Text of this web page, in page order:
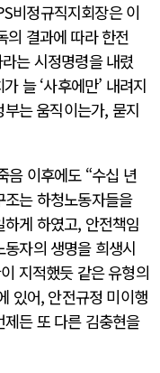
비정규직지회장은 이
의 결과에 따라 한전
는 시정명령을 내렸
늘 ‘사후에만’ 내려지
는 움직이는가, 묻지
음 이후에도 “수십 년
는 하청노동자들을
게 하였고, 안전책임
자의 생명을 희생시
지적했듯 같은 유형의
있어, 안전규정 미이행
든 또 다른 김충현을